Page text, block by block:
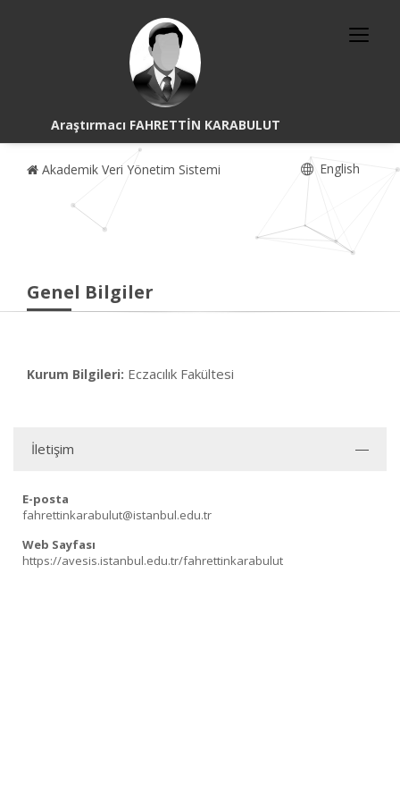
Araştırmacı FAHRETTİN KARABULUT
Akademik Veri Yönetim Sistemi English
Genel Bilgiler
Kurum Bilgileri: Eczacılık Fakültesi
İletişim
E-posta
fahrettinkarabulut@istanbul.edu.tr
Web Sayfası
https://avesis.istanbul.edu.tr/fahrettinkarabulut